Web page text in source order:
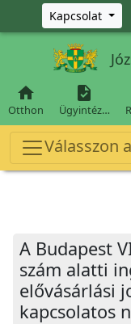
Ugrás a fő tartalomra
Kapcsolat

Otthon

Ügyintéz…
Válasszon
A Budapest
szám alatti
elővásárlási
kapcsolatos